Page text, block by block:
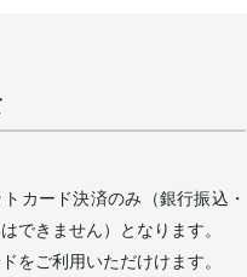
カード決済のみ（銀行振込・
できません）となります。
をご利用いただけけます。